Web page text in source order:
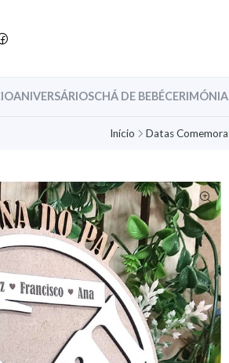
ANIVERSÁRIOSCHÁ DE BEBÉ
Início Datas